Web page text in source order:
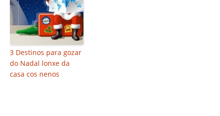
3 Destinos para gozar
do Nadal lonxe da
casa cos nenos